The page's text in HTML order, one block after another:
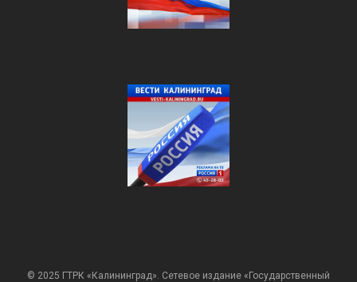
© 2025 ГТРК «Калининград». Сетевое издание «Государственный